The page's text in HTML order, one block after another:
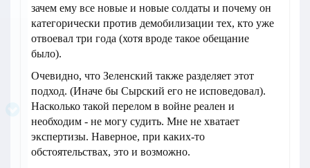
зачем ему все новые и новые солдаты и почему он
категорически против демобилизации тех, кто уже
отвоевал три года (хотя вроде такое обещание
было).
Очевидно, что Зеленский также разделяет этот
подход. (Иначе бы Сырский его не исповедовал).
Насколько такой перелом в войне реален и
необходим - не могу судить. Мне не хватает
экспертизы. Наверное, при каких-то
обстоятельствах, это и возможно.